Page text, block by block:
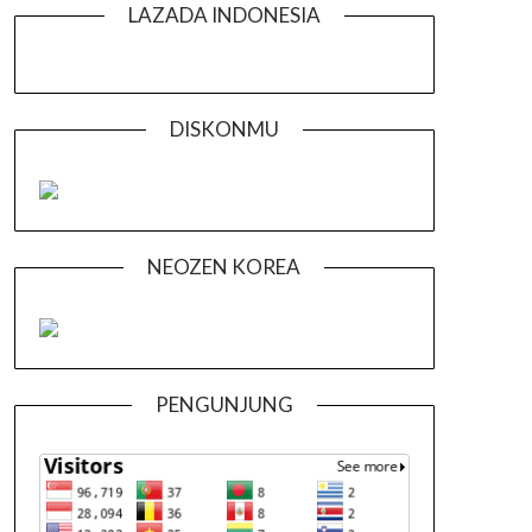
LAZADA INDONESIA
DISKONMU
NEOZEN KOREA
PENGUNJUNG